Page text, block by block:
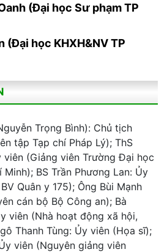
(Đại học Sư phạm TP
(Đại học KHXH&NV TP
Trọng Bình): Chủ tịch
tập Tạp chí Pháp Lý); ThS
viên (Giảng viên Trường Đại học
Minh); BS Trần Phương Lan: Ủy
Quân y 175); Ông Bùi Mạnh
cán bộ Bộ Công an); Bà
viên (Nhà hoạt động xã hội,
Thanh Tùng: Ủy viên (Họa sĩ);
viên (Nguyên giảng viên